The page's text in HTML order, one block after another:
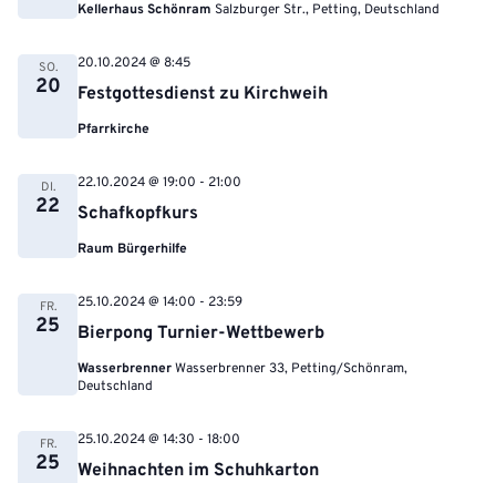
Kellerhaus Schönram Salzburger Str., Petting, Deutschland
SO.
20 Festgottesdienst zu Kirchweih
20.10.2024 @ 8:45
Pfarrkirche
DI.
22 Schafkopfkurs
22.10.2024 @ 19:00 - 21:00
Raum Bürgerhilfe
FR.
25 Bierpong Turnier-Wettbewerb
25.10.2024 @ 14:00 - 23:59
WasserbrennerWasserbrenner 33, Petting/Schönram,
Deutschland
FR.
25 Weihnachten im Schuhkarton
25.10.2024 @ 14:30 - 18:00